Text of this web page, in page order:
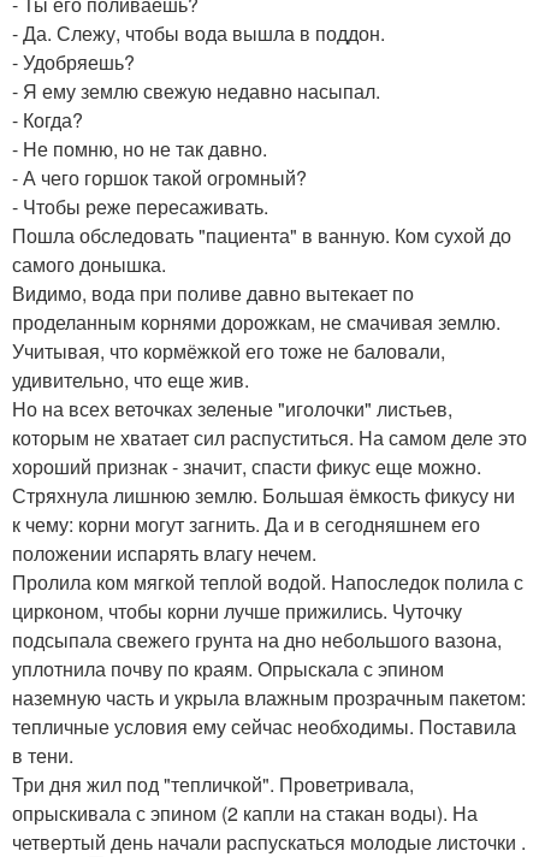
- Да. Слежу, чтобы вода вышла в поддон.
- Удобряешь?
- Я ему землю свежую недавно насыпал.
- Когда?
- Не помню, но не так давно.
- А чего горшок такой огромный?
- Чтобы реже пересаживать.
Пошла обследовать "пациента" в ванную. Ком сухой до
самого донышка.
Видимо, вода при поливе давно вытекает по
проделанным корнями дорожкам, не смачивая землю.
Учитывая, что кормёжкой его тоже не баловали,
удивительно, что еще жив.
Но на всех веточках зеленые "иголочки" листьев,
которым не хватает сил распуститься. На самом деле это
хороший признак - значит, спасти фикус еще можно.
Стряхнула лишнюю землю. Большая ёмкость фикусу ни
к чему: корни могут загнить. Да и в сегодняшнем его
положении испарять влагу нечем.
Пролила ком мягкой теплой водой. Напоследок полила с
цирконом, чтобы корни лучше прижились. Чуточку
подсыпала свежего грунта на дно небольшого вазона,
уплотнила почву по краям. Опрыскала с эпином
наземную часть и укрыла влажным прозрачным пакетом:
тепличные условия ему сейчас необходимы. Поставила
в тени.
Три дня жил под "тепличкой". Проветривала,
опрыскивала с эпином (2 капли на стакан воды). На
четвертый день начали распускаться молодые листочки .